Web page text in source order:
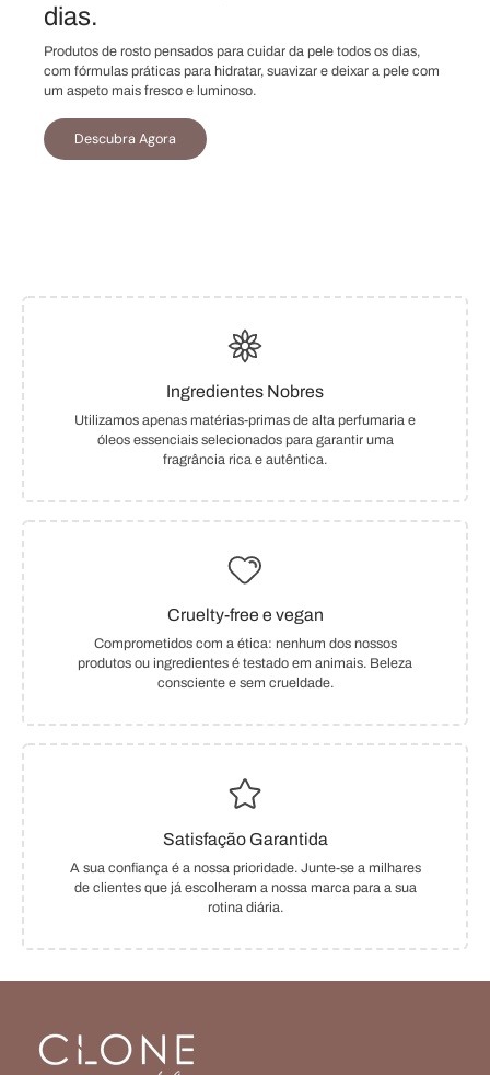
dias.
Produtos de rosto pensados para cuidar da pele todos os dias,
com fórmulas práticas para hidratar, suavizar e deixar a pele com
um aspeto mais fresco e luminoso.
Descubra Agora
Ingredientes Nobres
Utilizamos apenas matérias-primas de alta perfumaria e
óleos essenciais selecionados para garantir uma
fragrância rica e autêntica.
Cruelty-free e vegan
Comprometidos com a ética: nenhum dos nossos
produtos ou ingredientes é testado em animais. Beleza
consciente e sem crueldade.
Satisfação Garantida
A sua confiança é a nossa prioridade. Junte-se a milhares
de clientes que já escolheram a nossa marca para a sua
rotina diária.